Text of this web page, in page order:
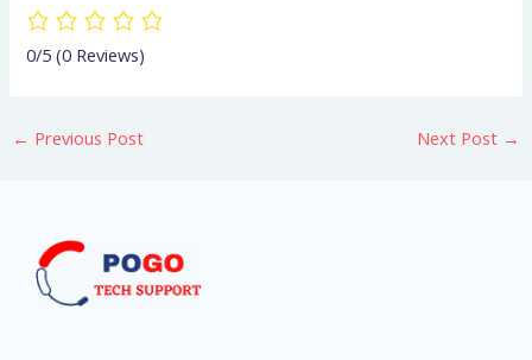
0/5(0 Reviews)
← Previous Post Next Post →